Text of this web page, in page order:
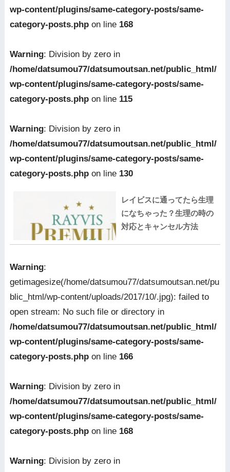
wp-content/plugins/same-category-posts/same-
category-posts.phpon line 168
Warning: Division by zero in
/home/datsumou77/datsumoutsan.net/public_html/
wp-content/plugins/same-category-posts/same-
category-posts.phpon line 115
Warning: Division by zero in
/home/datsumou77/datsumoutsan.net/public_html/
wp-content/plugins/same-category-posts/same-
category-posts.phpon line 130
レイビスに通ってたら生理
になちゃった？生理の時の
対応とキャンセル方法
Warning:
getimagesize(/home/datsumou77/datsumoutsan.net/pu
blic_html/wp-content/uploads/2017/10/.jpg): failed to
open stream: No such file or directory in
/home/datsumou77/datsumoutsan.net/public_html/
wp-content/plugins/same-category-posts/same-
category-posts.phpon line 166
Warning: Division by zero in
/home/datsumou77/datsumoutsan.net/public_html/
wp-content/plugins/same-category-posts/same-
category-posts.phpon line 168
Warning: Division by zero in